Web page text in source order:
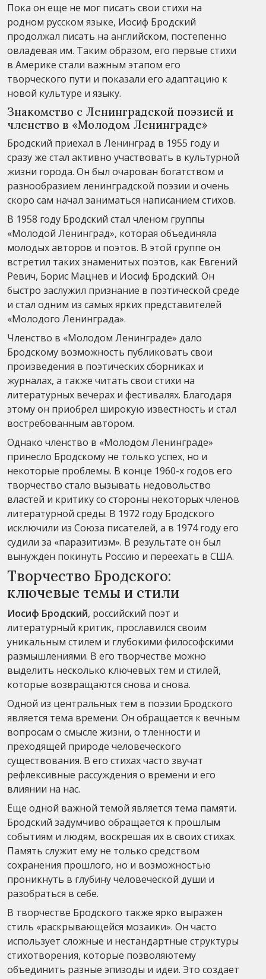
Пока он еще не мог писать свои стихи на
родном русском языке, Иосиф Бродский
продолжал писать на английском, постепенно
овладевая им. Таким образом, его первые стихи
в Америке стали важным этапом его
творческого пути и показали его адаптацию к
новой культуре и языку.
Знакомство с Ленинградской поэзией и
членство в «Молодом Ленинграде»
Бродский приехал в Ленинград в 1955 году и
сразу же стал активно участвовать в культурной
жизни города. Он был очарован богатством и
разнообразием ленинградской поэзии и очень
скоро сам начал заниматься написанием стихов.
В 1958 году Бродский стал членом группы
«Молодой Ленинград», которая объединяла
молодых авторов и поэтов. В этой группе он
встретил таких знаменитых поэтов, как Евгений
Ревич, Борис Мацнев и Иосиф Бродский. Он
быстро заслужил признание в поэтической среде
и стал одним из самых ярких представителей
«Молодого Ленинграда».
Членство в «Молодом Ленинграде» дало
Бродскому возможность публиковать свои
произведения в поэтических сборниках и
журналах, а также читать свои стихи на
литературных вечерах и фестивалях. Благодаря
этому он приобрел широкую известность и стал
востребованным автором.
Однако членство в «Молодом Ленинграде»
принесло Бродскому не только успех, но и
некоторые проблемы. В конце 1960-х годов его
творчество стало вызывать недовольство
властей и критику со стороны некоторых членов
литературной среды. В 1972 году Бродского
исключили из Союза писателей, а в 1974 году его
судили за «паразитизм». В результате он был
вынужден покинуть Россию и переехать в США.
Творчество Бродского:
ключевые темы и стили
Иосиф Бродский, российский поэт и
литературный критик, прославился своим
уникальным стилем и глубокими философскими
размышлениями. В его творчестве можно
выделить несколько ключевых тем и стилей,
которые возвращаются снова и снова.
Одной из центральных тем в поэзии Бродского
является тема времени. Он обращается к вечным
вопросам о смысле жизни, о тленности и
преходящей природе человеческого
существования. В его стихах часто звучат
рефлексивные рассуждения о времени и его
влиянии на нас.
Еще одной важной темой является тема памяти.
Бродский задумчиво обращается к прошлым
событиям и людям, воскрешая их в своих стихах.
Память служит ему не только средством
сохранения прошлого, но и возможностью
проникнуть в глубину человеческой души и
разобраться в себе.
В творчестве Бродского также ярко выражен
стиль «раскрывающейся мозаики». Он часто
использует сложные и нестандартные структуры
стихотворения, которые позволяютему
объединить разные эпизоды и идеи. Это создает